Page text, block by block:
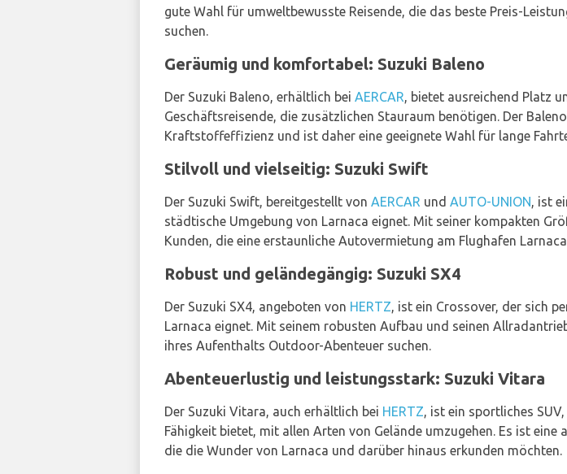
gute Wahl für umweltbewusste Reisende, die das beste Preis-
suchen.
Geräumig und komfortabel: Suzuki Baleno
Der Suzuki Baleno, erhältlich bei AERCAR, bietet ausreichend Platz
Geschäftsreisende, die zusätzlichen Stauraum benötigen. Der
Kraftstoffeffizienz und ist daher eine geeignete Wahl für lange
Stilvoll und vielseitig: Suzuki Swift
Der Suzuki Swift, bereitgestellt von AERCAR und AUTO-UNION, ist
städtische Umgebung von Larnaca eignet. Mit seiner kompakten
Kunden, die eine erstaunliche Autovermietung am Flughafen
Robust und geländegängig: Suzuki SX4
Der Suzuki SX4, angeboten von HERTZ, ist ein Crossover, der sich
Larnaca eignet. Mit seinem robusten Aufbau und seinen
ihres Aufenthalts Outdoor-Abenteuer suchen.
Abenteuerlustig und leistungsstark: Suzuki Vitara
Der Suzuki Vitara, auch erhältlich bei HERTZ, ist ein sportliches
Fähigkeit bietet, mit allen Arten von Gelände umzugehen. Es ist
die die Wunder von Larnaca und darüber hinaus erkunden möchten.